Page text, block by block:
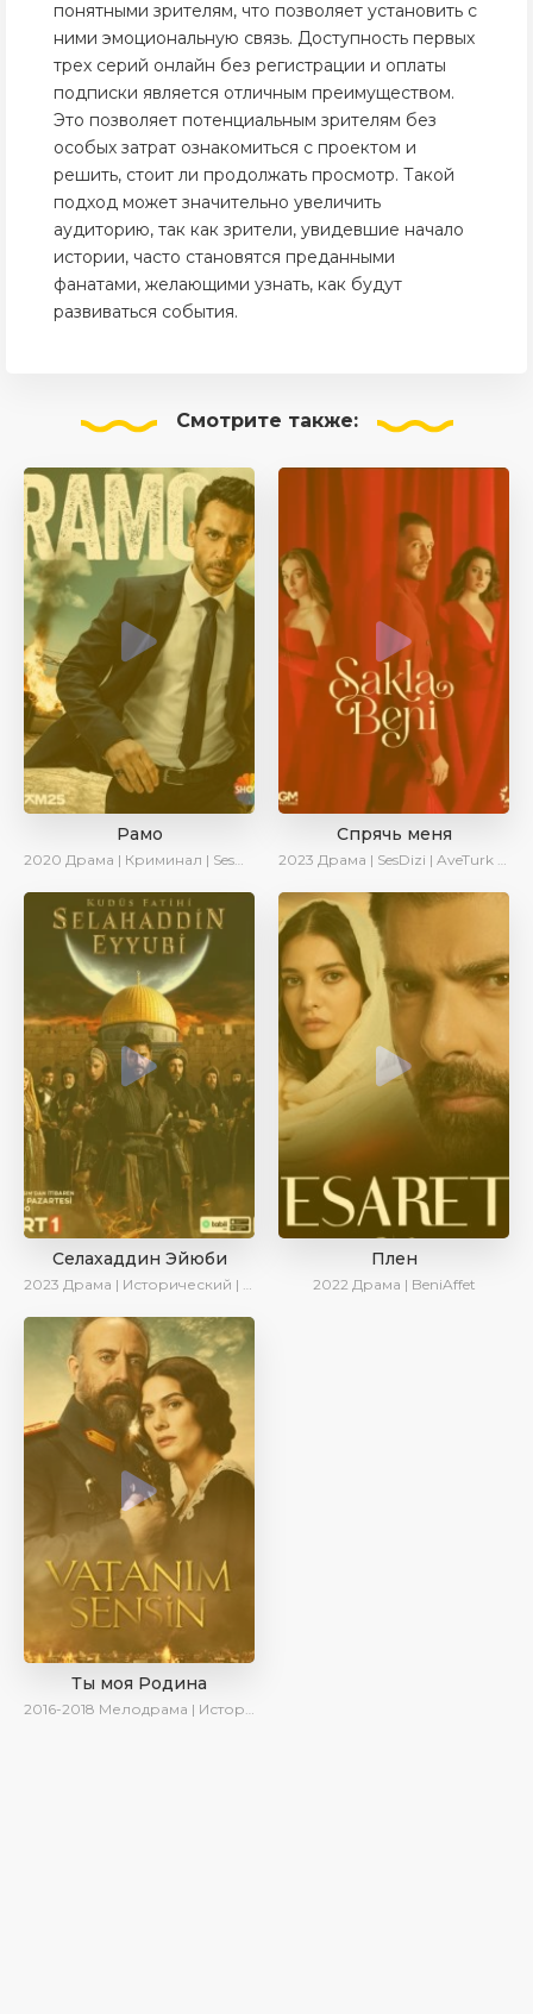
понятными зрителям, что позволяет установить с
ними эмоциональную связь. Доступность первых
трех серий онлайн без регистрации и оплаты
подписки является отличным преимуществом.
Это позволяет потенциальным зрителям без
особых затрат ознакомиться с проектом и
решить, стоит ли продолжать просмотр. Такой
подход может значительно увеличить
аудиторию, так как зрители, увидевшие начало
истории, часто становятся преданными
фанатами, желающими узнать, как будут
развиваться события.
Смотрите также:
Рамо
2020 Драма | Криминал | SesDizi | Ирина Котова
Спрячь меня
2023 Драма | SesDizi | AveTurk | AlisaDirilis | Сериалы 2023
Селахаддин Эйюби
2023 Драма | Исторический | Сериалы 2023
Плен
2022 Драма | BeniAffet
Ты моя Родина
2016-2018 Мелодрама | Исторический | Военный | Turok1990